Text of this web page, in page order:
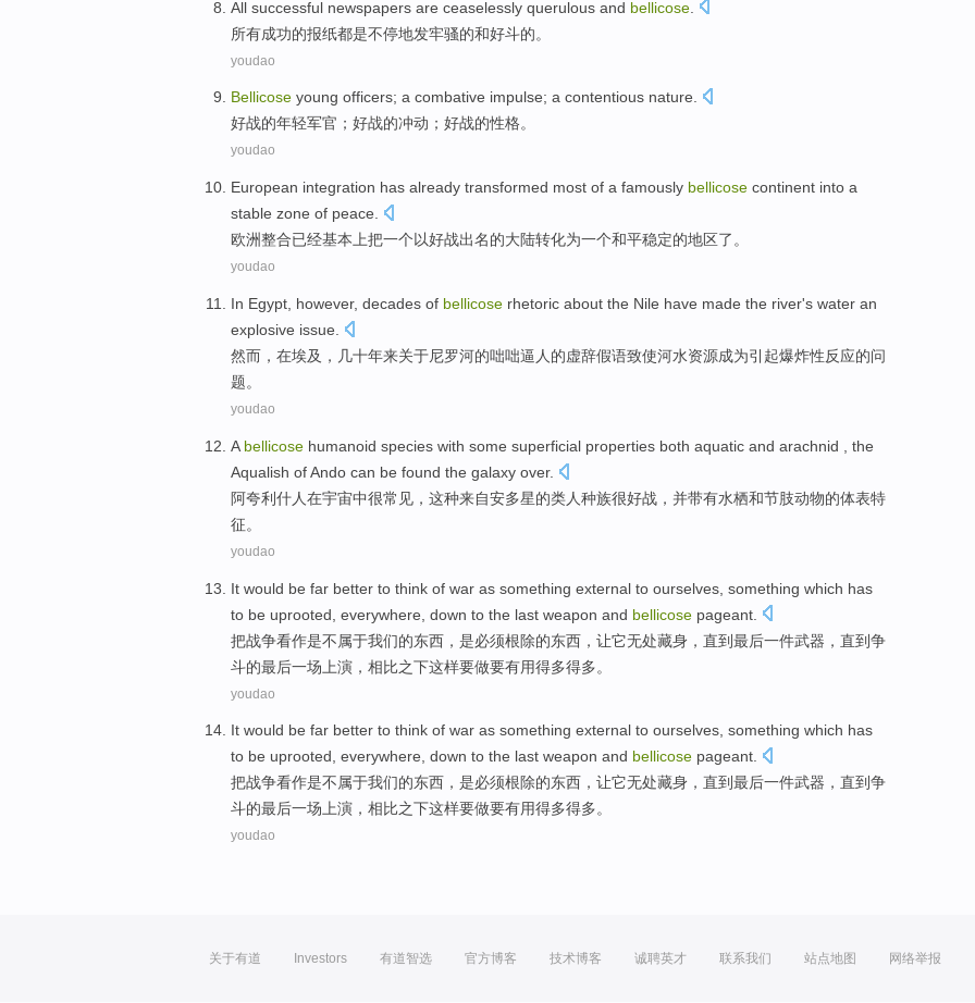
All successful newspapers are ceaselessly querulous and bellicose
所有成功的报纸都是不停地发牢骚的和好斗的。
youdao
Bellicose young officers; a combative impulse; a contentious nature.
好战的年轻军官 ； 好战的冲动 ；好战的性格。
youdao
European integration has already transformed most of a famously bellicose continent into a
stable zone of peace
欧洲整合已经基本上把一个以好战出名的大陆转化为一个和平稳定的地区了。
youdao
In Egypt however, decades of bellicose rhetoric about the Nile have made the river's water an
explosive issue
然而 ， 在埃及 ， 几十年来关于尼罗河的咄咄逼人的虚辞假语致使河水资源成为引起爆炸性反应的问
题。
youdao
A bellicose humanoid species with some superficial properties both aquatic and arachnid
the
Aqualish ofAndo can be found the galaxy over.
阿夸利什人在宇宙中很常见， 这种来自安多星的类人种族很好战 ，并带有水栖和节肢动物的体表特
征。
youdao
It would be far better to think of war as something external to ourselves , something which has
to be uprooted everywhere , down to the last weapon and bellicose pageant.
把战争看作是不属于我们的东西 ， 是必须根除的东西， 让它无处藏身，直到最后一件武器 ，直到争
斗的最后一场上演，相比之下这样要做要有用得多得多。
youdao
It would be far better to think of war as something external to ourselves, something which has
to be uprooted, everywhere, down to the last weapon and bellicose pageant.
把战争看作是不属于我们的东西 ， 是必须根除的东西， 让它无处藏身，直到最后一件武器 ，直到争
斗的最后一场上演，相比之下这样要做要有用得多得多。
youdao
关于有道 Investors 有道智选 官方博客 技术博客 诚聘英才 联系我们 站点地图 网络举报